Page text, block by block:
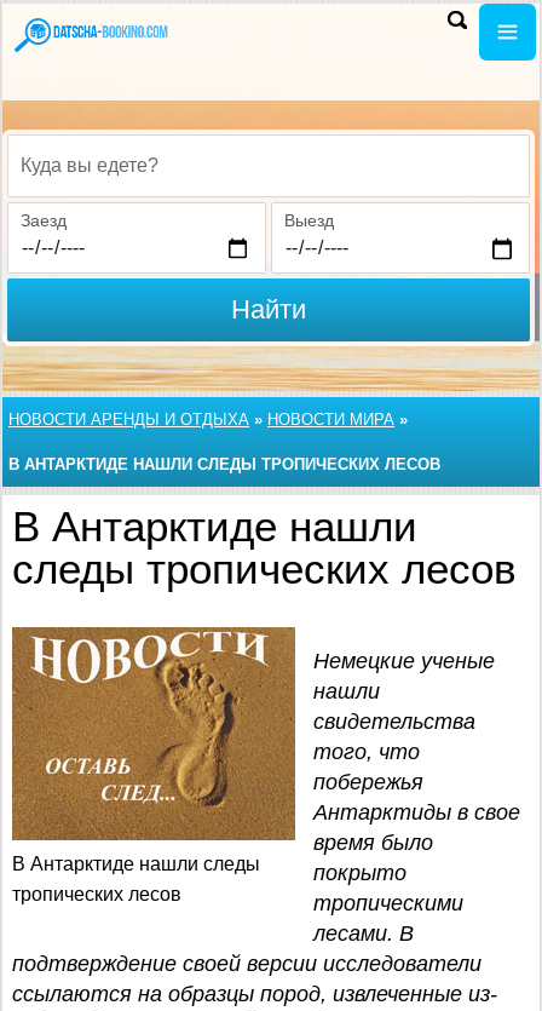
Куда вы едете?
Заезд Выезд
Найти
НОВОСТИ АРЕНДЫ И ОТДЫХА » НОВОСТИ МИРА »
В АНТАРКТИДЕ НАШЛИ СЛЕДЫ ТРОПИЧЕСКИХ ЛЕСОВ
В Антарктиде нашли
следы тропических лесов
В Антарктиде нашли следы
тропических лесов
Немецкие ученые
нашли
свидетельства
того, что
побережья
Антарктиды в свое
время было
покрыто
тропическими
лесами. В
подтверждение своей версии исследователи
ссылаются на образцы пород, извлеченные из-